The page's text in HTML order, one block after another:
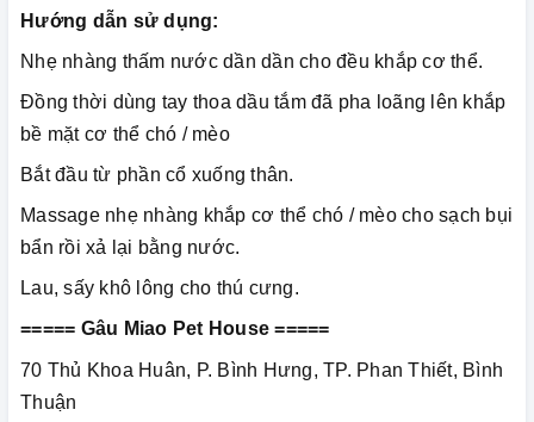
Hướng dẫn sử dụng:
Nhẹ nhàng thấm nước dần dần cho đều khắp cơ thể.
Đồng thời dùng tay thoa dầu tắm đã pha loãng lên khắp
bề mặt cơ thể chó / mèo
Bắt đầu từ phần cổ xuống thân.
Massage nhẹ nhàng khắp cơ thể chó / mèo cho sạch bụi
bẩn rồi xả lại bằng nước.
Lau, sấy khô lông cho thú cưng.
===== Gâu Miao Pet House =====
70 Thủ Khoa Huân, P. Bình Hưng, TP. Phan Thiết, Bình
Thuận